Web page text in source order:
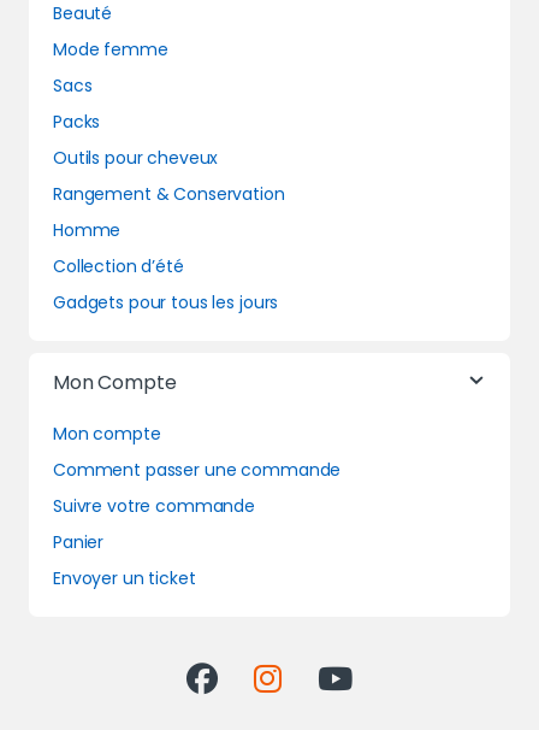
Beauté
Mode femme
Sacs
Packs
Outils pour cheveux
Rangement & Conservation
Homme
Collection d’été
Gadgets pour tous les jours
Mon Compte
Mon compte
Comment passer une commande
Suivre votre commande
Panier
Envoyer un ticket